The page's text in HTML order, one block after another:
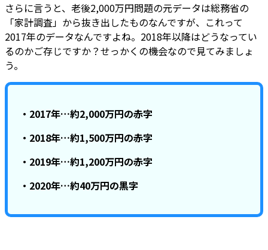
さらに言うと、老後2,000万円問題の元データは総務省の
「家計調査」から抜き出したものなんですが、これって
2017年のデータなんですよね。2018年以降はどうなってい
るのかご存じですか？せっかくの機会なので見てみましょ
う。
・2017年…約2,000万円の赤字
・2018年…約1,500万円の赤字
・2019年…約1,200万円の赤字
・2020年…約40万円の黒字